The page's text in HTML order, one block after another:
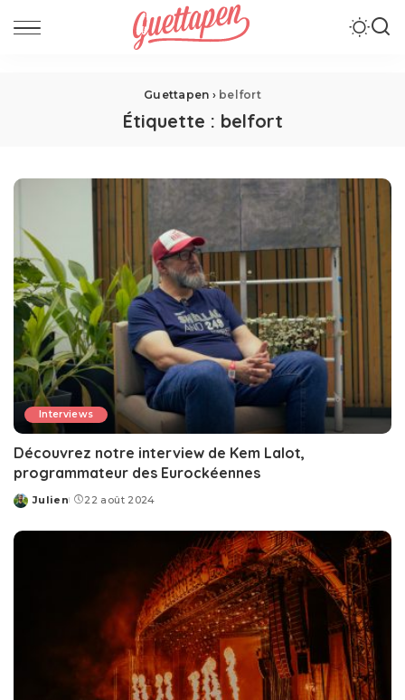
Guettapen › belfort
Étiquette : belfort
Interviews
Découvrez notre interview de Kem Lalot,
programmateur des Eurockéennes
Posted
Julien 22 août 2024